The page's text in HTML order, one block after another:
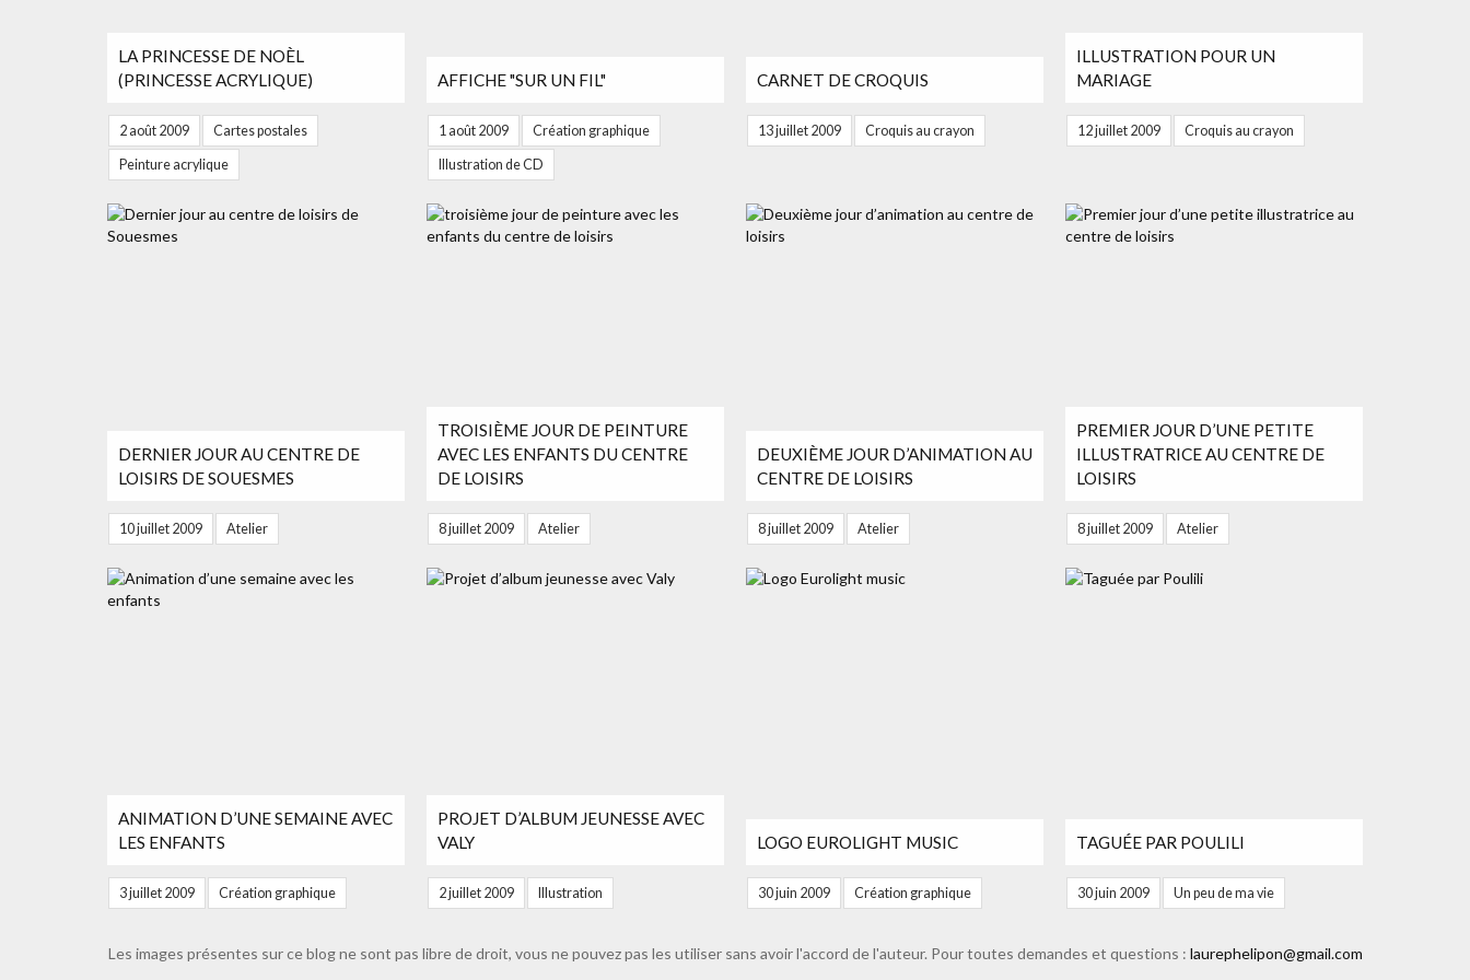
LA PRINCESSE DE NOÈL
(PRINCESSE ACRYLIQUE)
2 août 2009 Cartes postales
Peinture acrylique
AFFICHE "SUR UN FIL"
1 août 2009 Création graphique
Illustration de CD
CARNET DE CROQUIS
13 juillet 2009 Croquis au crayon
ILLUSTRATION POUR UN
MARIAGE
12 juillet 2009 Croquis au crayon
DERNIER JOUR AU CENTRE DE
LOISIRS DE SOUESMES
10 juillet 2009 Atelier
TROISIÈME JOUR DE PEINTURE
AVEC LES ENFANTS DU CENTRE
DE LOISIRS
8 juillet 2009 Atelier
DEUXIÈME JOUR D’ANIMATION AU
CENTRE DE LOISIRS
8 juillet 2009 Atelier
PREMIER JOUR D’UNE PETITE
ILLUSTRATRICE AU CENTRE DE
LOISIRS
8 juillet 2009 Atelier
ANIMATION D’UNE SEMAINE AVEC
LES ENFANTS
3 juillet 2009 Création graphique
PROJET D’ALBUM JEUNESSE AVEC
VALY
2 juillet 2009 Illustration
LOGO EUROLIGHT MUSIC
30 juin 2009 Création graphique
TAGUÉE PAR POULILI
30 juin 2009 Un peu de ma vie
Les images présentes sur ce blog ne sont pas libre de droit, vous ne pouvez pas les utiliser sans avoir l'accord de l'auteur. Pour toutes demandes et questions : laurephelipon@gmail.com